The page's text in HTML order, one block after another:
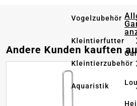
Vogelzubehör
Kleintierfutter
Kleintierzubehör
Aquaristik
Produktgalerie überspringen
Andere Kunden kauften